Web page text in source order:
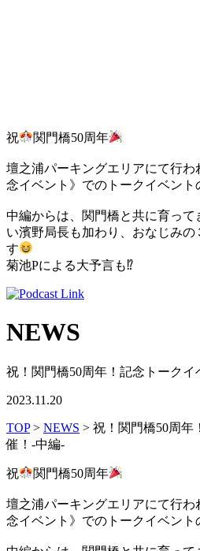
祝 関門橋50周年
壇之浦パーキングエリアにて行
念イベント》でのトークイベント
中編からは、関門橋と共に育っ
い濱野局長も加わり、おなじみの
す
菊池Pによる大予言も⁉
NEWS
祝！関門橋50周年！記念トーク
2023.11.20
TOP> NEWS > 祝！関門橋50周年
催！-中編-
祝 関門橋50周年
壇之浦パーキングエリアにて行
念イベント》でのトークイベント